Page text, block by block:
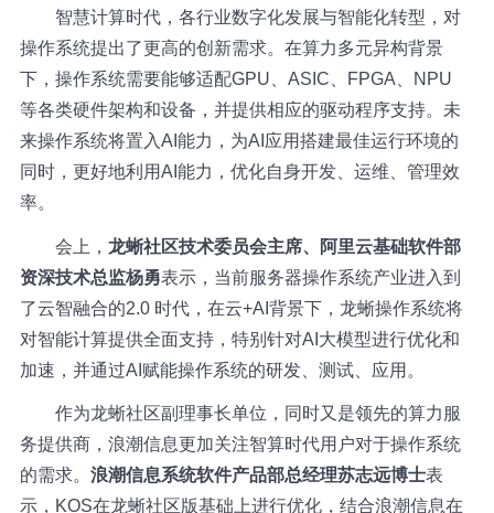
智慧计算时代，各行业数字化发展与智能化转型，对
操作系统提出了更高的创新需求。在算力多元异构背景
下，操作系统需要能够适配GPU、ASIC、FPGA、
NPU
等各类硬件架构和设备，并提供相应的驱动程序支持。未
来操作系统将置入AI能力，为AI应用搭建最佳运行环境的
同时，更好地利用AI能力，优化自身开发、运维、管理效
率。
会上， 龙蜥社区技术委员会主席、阿里云基础软件部
资深技术总监杨勇表示，当前服务器操作系统产业进入到
了云智融合的2.0 时代，在云+AI背景下，龙蜥操作系统将
对智能计算提供全面支持，特别针对AI大模型进行优化和
加速，并通过AI赋能操作系统的研发、测试、应用。
作为龙蜥社区副理事长单位，同时又是领先的算力服
务提供商，浪潮信息更加关注智算时代用户对于操作系统
的需求。 浪潮信息系统软件产品部总经理苏志远博士表
示，KOS在龙蜥社区版基础上进行优化，结合浪潮信息在